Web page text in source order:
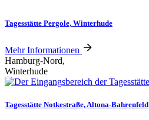
Tagesstätte Pergole, Winterhude
Mehr Informationen
Hamburg-Nord,
Winterhude
Tagesstätte Notkestraße, Altona-Bahrenfeld